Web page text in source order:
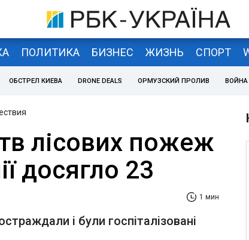
ПОЛИТИКА БИЗНЕС ЖИЗНЬ СПОРТ
ОБСТРЕЛ КИЕВА DRONE DEALS ОРМУЗСКИЙ ПРОЛИВ ВОЙНА
лісових пожеж
досягло 23
1 мин
і були госпіталізовані